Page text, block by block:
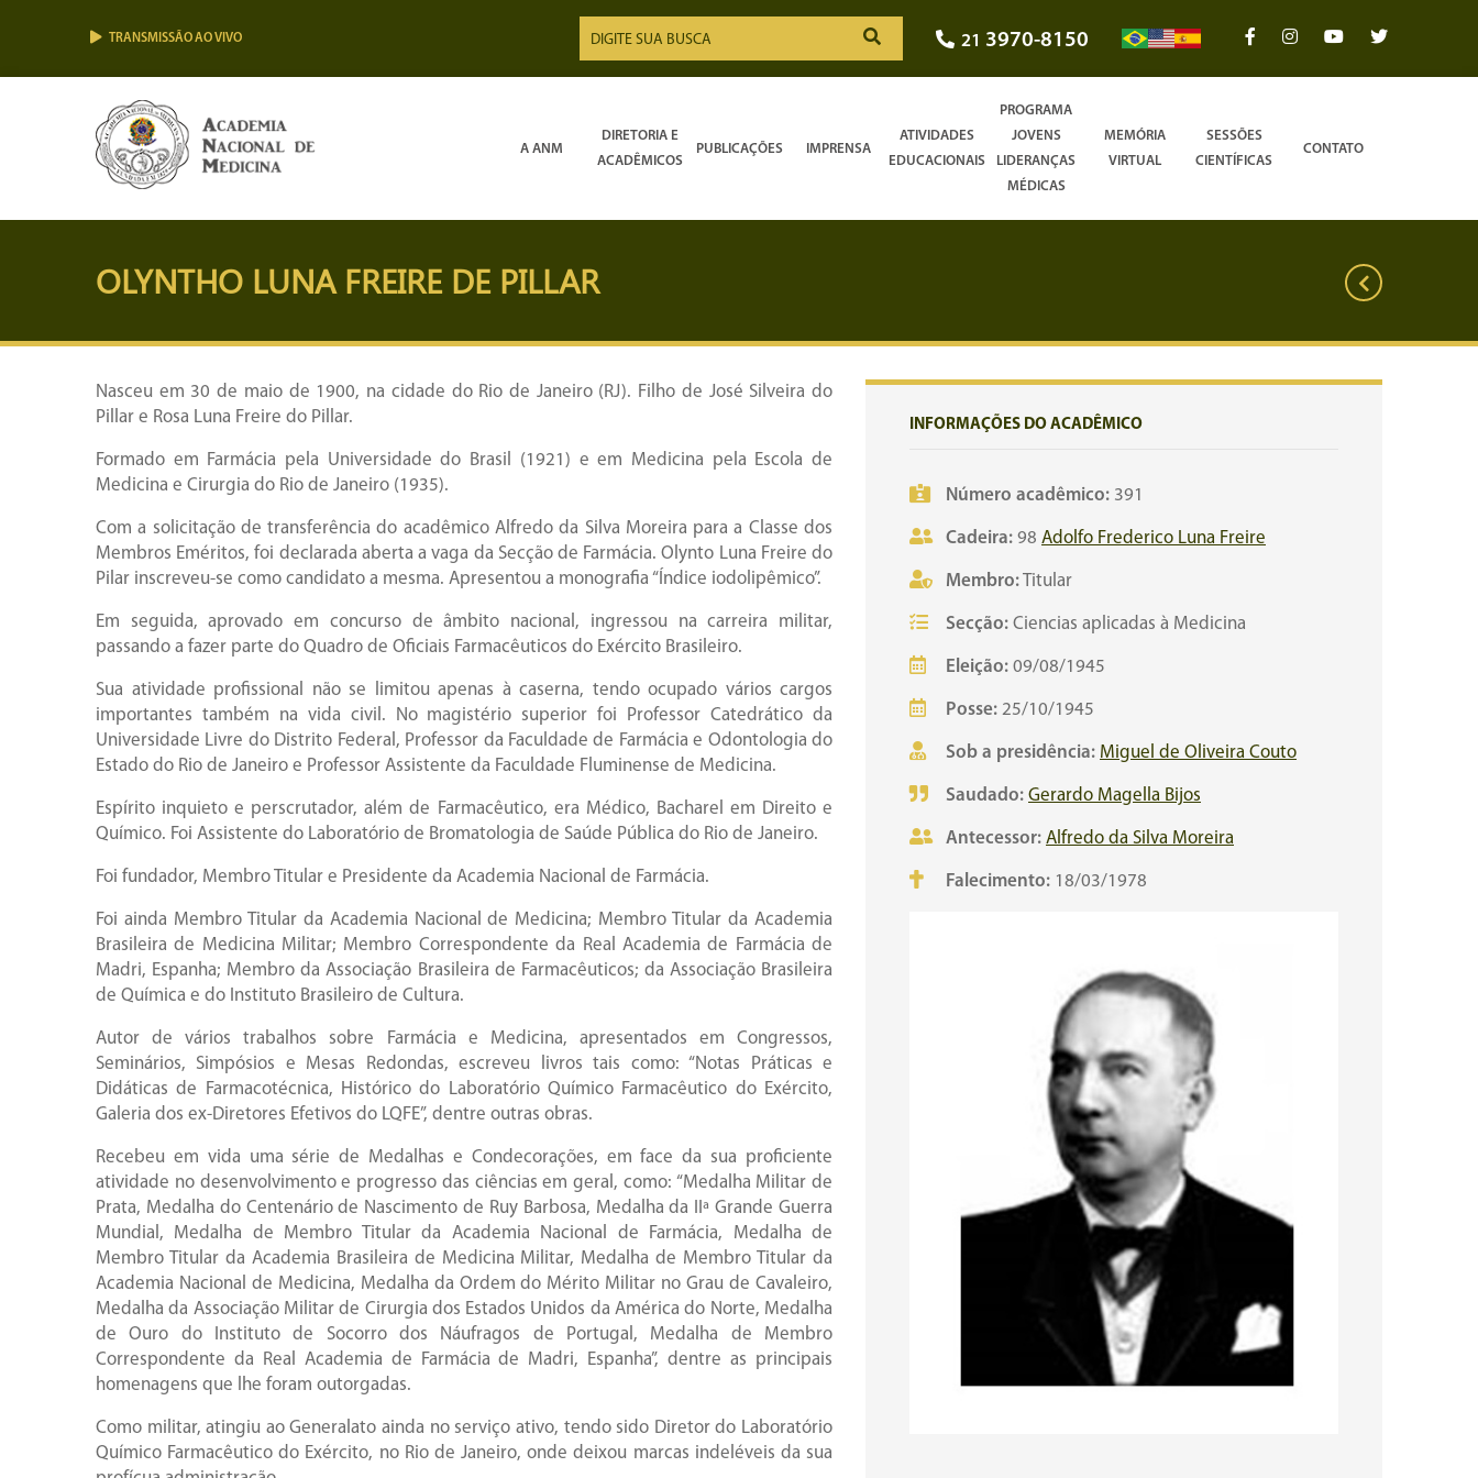
TRANSMISSÃO AO VIVO 21 3970-8150
A ANM
DIRETORIA E
ACADÊMICOS
PUBLICAÇÕES IMPRENSA
ATIVIDADES
EDUCACIONAIS
PROGRAMA
JOVENS
LIDERANÇAS
MÉDICAS
MEMÓRIA
VIRTUAL
SESSÕES
CIENTÍFICAS
CONTATO
OLYNTHO LUNA FREIRE DE PILLAR
Nasceu em 30 de maio de 1900, na cidade do Rio de Janeiro (RJ). Filho de José Silveira do
Pillar e Rosa Luna Freire do Pillar.
Formado em Farmácia pela Universidade do Brasil (1921) e em Medicina pela Escola de
Medicina e Cirurgia do Rio de Janeiro (1935).
Com a solicitação de transferência do acadêmico Alfredo da Silva Moreira para a Classe dos
Membros Eméritos, foi declarada aberta a vaga da Secção de Farmácia. Olynto Luna Freire do
Pilar inscreveu-se como candidato a mesma. Apresentou a monografia “Índice iodolipêmico”.
Em seguida, aprovado em concurso de âmbito nacional, ingressou na carreira militar,
passando a fazer parte do Quadro de Oficiais Farmacêuticos do Exército Brasileiro.
Sua atividade profissional não se limitou apenas à caserna, tendo ocupado vários cargos
importantes também na vida civil. No magistério superior foi Professor Catedrático da
Universidade Livre do Distrito Federal, Professor da Faculdade de Farmácia e Odontologia do
Estado do Rio de Janeiro e Professor Assistente da Faculdade Fluminense de Medicina.
Espírito inquieto e perscrutador, além de Farmacêutico, era Médico, Bacharel em Direito e
Químico. Foi Assistente do Laboratório de Bromatologia de Saúde Pública do Rio de Janeiro.
Foi fundador, Membro Titular e Presidente da Academia Nacional de Farmácia.
Foi ainda Membro Titular da Academia Nacional de Medicina; Membro Titular da Academia
Brasileira de Medicina Militar; Membro Correspondente da Real Academia de Farmácia de
Madri, Espanha; Membro da Associação Brasileira de Farmacêuticos; da Associação Brasileira
de Química e do Instituto Brasileiro de Cultura.
Autor de vários trabalhos sobre Farmácia e Medicina, apresentados em Congressos,
Seminários, Simpósios e Mesas Redondas, escreveu livros tais como: “Notas Práticas e
Didáticas de Farmacotécnica, Histórico do Laboratório Químico Farmacêutico do Exército,
Galeria dos ex-Diretores Efetivos do LQFE”, dentre outras obras.
Recebeu em vida uma série de Medalhas e Condecorações, em face da sua proficiente
atividade no desenvolvimento e progresso das ciências em geral, como: “Medalha Militar de
Prata, Medalha do Centenário de Nascimento de Ruy Barbosa, Medalha da IIª Grande Guerra
Mundial, Medalha de Membro Titular da Academia Nacional de Farmácia, Medalha de
Membro Titular da Academia Brasileira de Medicina Militar, Medalha de Membro Titular da
Academia Nacional de Medicina, Medalha da Ordem do Mérito Militar no Grau de Cavaleiro,
Medalha da Associação Militar de Cirurgia dos Estados Unidos da América do Norte, Medalha
de Ouro do Instituto de Socorro dos Náufragos de Portugal, Medalha de Membro
Correspondente da Real Academia de Farmácia de Madri, Espanha”, dentre as principais
homenagens que lhe foram outorgadas.
Como militar, atingiu ao Generalato ainda no serviço ativo, tendo sido Diretor do Laboratório
Químico Farmacêutico do Exército, no Rio de Janeiro, onde deixou marcas indeléveis da sua
INFORMAÇÕES DO ACADÊMICO
Número acadêmico: 391
Cadeira: 98 Adolfo Frederico Luna Freire
Membro:Titular
Secção: Ciencias aplicadas à Medicina
Eleição: 09/08/1945
Posse: 25/10/1945
Sob a presidência: Miguel de Oliveira Couto
Saudado: Gerardo Magella Bijos
Antecessor: Alfredo da Silva Moreira
Falecimento: 18/03/1978